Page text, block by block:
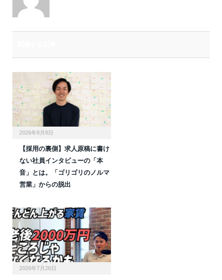
2026年8月8日
【採用の裏側】求人原稿に書け
ない社員インタビューの「本
音」とは。「ゴリゴリのノルマ
営業」からの脱出
2026年7月26日